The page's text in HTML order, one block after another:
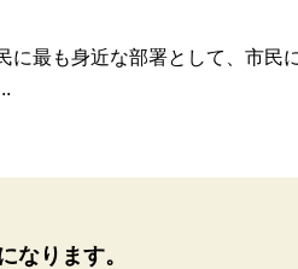
最も身近な部署として、市民
なります。